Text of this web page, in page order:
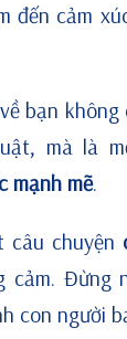
đến cảm
bạn
mà là
mạnh mẽ.
câu chuyện
Đừng
con người